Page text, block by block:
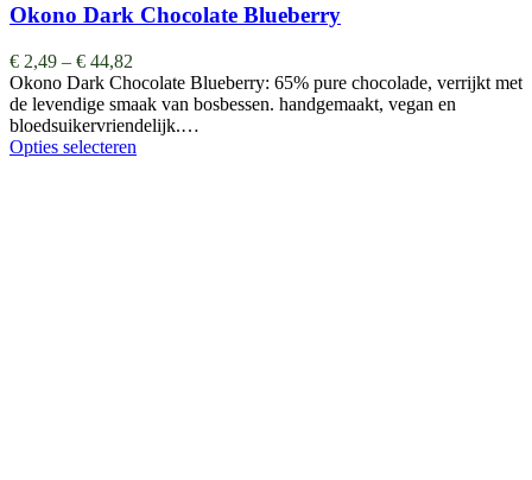
Okono Dark Chocolate Blueberry
€ 2,49 – € 44,82
Okono Dark Chocolate Blueberry: 65% pure chocolade, verrijkt met
de levendige smaak van bosbessen. handgemaakt, vegan en
bloedsuikervriendelijk.…
Opties selecteren